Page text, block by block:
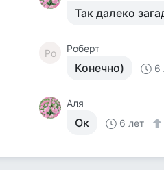
Так далеко
Ро Роберт
Конечно) 6
Аля
Ок 6 лет